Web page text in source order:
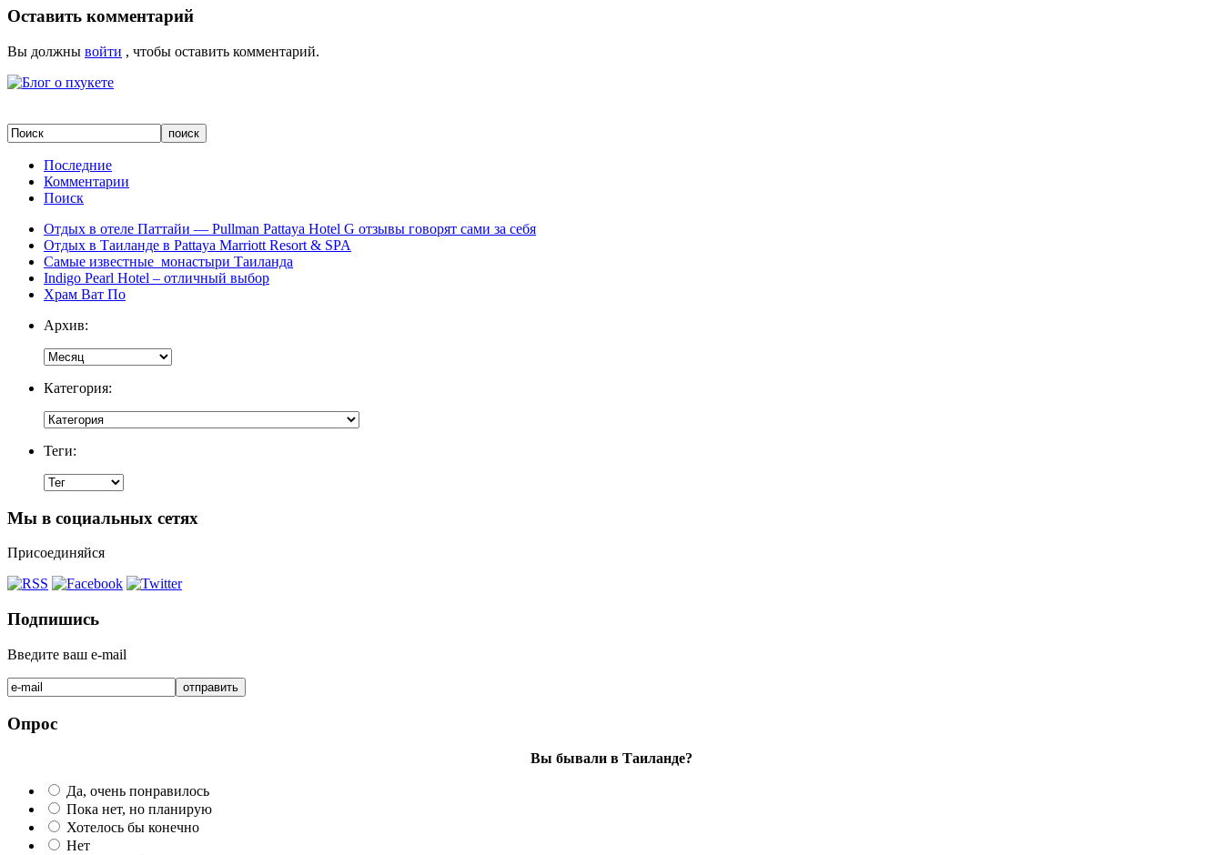
Оставить комментарий
Вы должны войти , чтобы оставить комментарий.
Последние
Комментарии
Поиск
Отдых в отеле Паттайи — Pullman Pattaya Hotel G отзывы говорят сами за себя
Отдых в Таиланде в Pattaya Marriott Resort & SPA
Самые известные монастыри Таиланда
Indigo Pearl Hotel – отличный выбор
Храм Ват По
Архив:
Категория:
Теги:
Мы в социальных сетях
Присоединяйся
Подпишись
Введите ваш e-mail
Опрос
Вы бывали в Таиланде?
Да, очень понравилось
Пока нет, но планирую
Хотелось бы конечно
Нет